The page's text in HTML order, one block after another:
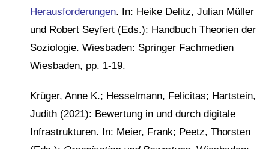
Herausforderungen. In: Heike Delitz, Julian Müller
und Robert Seyfert (Eds.): Handbuch Theorien der
Soziologie. Wiesbaden: Springer Fachmedien
Wiesbaden, pp. 1-19.
Krüger, Anne K.; Hesselmann, Felicitas; Hartstein,
Judith (2021): Bewertung in und durch digitale
Infrastrukturen. In: Meier, Frank; Peetz, Thorsten